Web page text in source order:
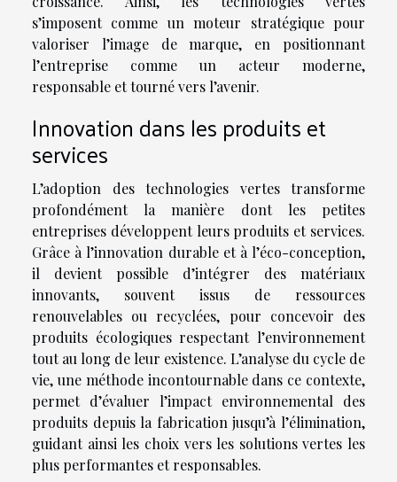
s’imposent comme un moteur stratégique pour
valoriser l’image de marque, en positionnant
l’entreprise comme un acteur moderne,
responsable et tourné vers l’avenir.
Innovation dans les produits et
services
L’adoption des technologies vertes transforme
profondément la manière dont les petites
entreprises développent leurs produits et services.
Grâce à l’innovation durable et à l’éco-conception,
il devient possible d’intégrer des matériaux
innovants, souvent issus de ressources
renouvelables ou recyclées, pour concevoir des
produits écologiques respectant l’environnement
tout au long de leur existence. L’analyse du cycle de
vie, une méthode incontournable dans ce contexte,
permet d’évaluer l’impact environnemental des
produits depuis la fabrication jusqu’à l’élimination,
guidant ainsi les choix vers les solutions vertes les
plus performantes et responsables.